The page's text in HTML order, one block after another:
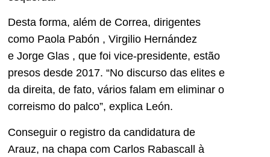
Desta forma, além de Correa, dirigentes
como Paola Pabón , Virgilio Hernández
e Jorge Glas , que foi vice-presidente, estão
presos desde 2017. “No discurso das elites e
da direita, de fato, vários falam em eliminar o
correismo do palco”, explica León.
Conseguir o registro da candidatura de
Arauz, na chapa com Carlos Rabascall à